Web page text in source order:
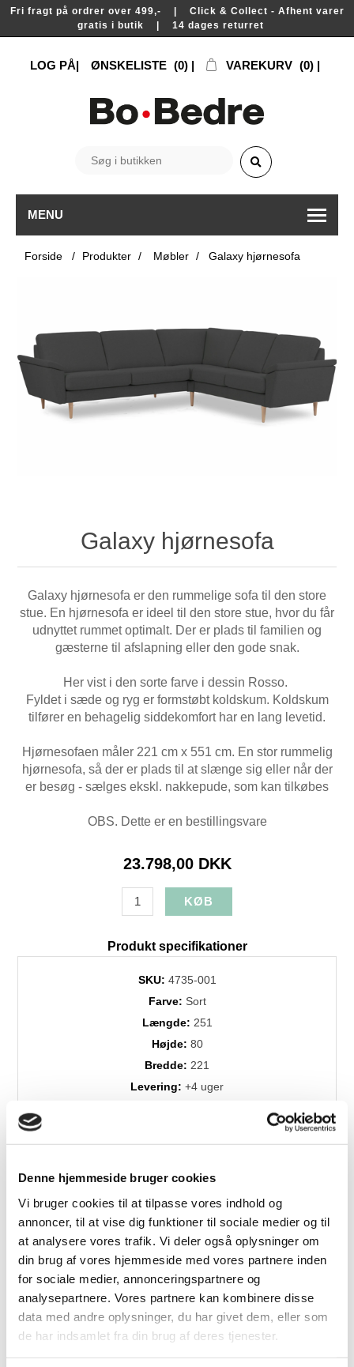
Denne hjemmeside bruger cookies
Vi bruger cookies til at tilpasse vores indhold og
annoncer, til at vise dig funktioner til sociale medier og til
at analysere vores trafik. Vi deler også oplysninger om
din brug af vores hjemmeside med vores partnere inden
for sociale medier, annonceringspartnere og
analysepartnere. Vores partnere kan kombinere disse
data med andre oplysninger, du har givet dem, eller som
de har indsamlet fra din brug af deres tjenester.
Fri fragt på ordrer over 499,- | Click & Collect - Afhent varer
gratis i butik | 14 dages returret
LOG PÅ ØNSKELISTE (0) VAREKURV (0)
MENU
Forside / Produkter / Møbler / Galaxy hjørnesofa
Galaxy hjørnesofa
Galaxy hjørnesofa er den rummelige sofa til den store
stue. En hjørnesofa er ideel til den store stue, hvor du får
udnyttet rummet optimalt. Der er plads til familien og
gæsterne til afslapning eller den gode snak.
Her vist i den sorte farve i dessin Rosso.
Fyldet i sæde og ryg er formstøbt koldskum. Koldskum
tilfører en behagelig siddekomfort har en lang levetid.
Hjørnesofaen måler 221 cm x 551 cm. En stor rummelig
hjørnesofa, så der er plads til at slænge sig eller når der
er besøg - sælges ekskl. nakkepude, som kan tilkøbes
OBS. Dette er en bestillingsvare
23.798,00 DKK
Produkt specifikationer
SKU: 4735-001
Farve: Sort
Længde: 251
Højde: 80
Bredde: 221
Levering: +4 uger
-25%
Symfoni 2018 sofa
med open end
-30%
Cozy sofa med XL
chaiselong,